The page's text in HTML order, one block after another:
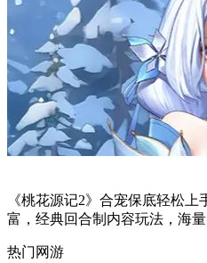
《桃花源记2》合宠保底轻松
富，经典回合制内容玩法，海
热门网游